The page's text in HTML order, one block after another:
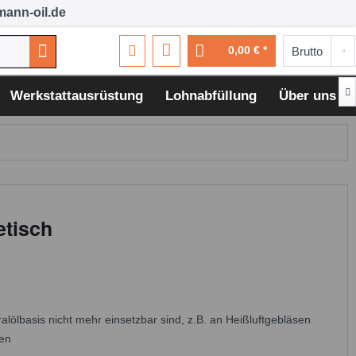
oil.de
0,00 € *
Werkstattausrüstung Lohnabfüllung Über uns 
nicht mehr einsetzbar sind, z.B. an Heißluftgebläsen